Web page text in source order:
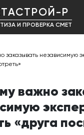
Р
И ПРОВЕРКА СМЕТ
заказывать независимую
важно
«друга